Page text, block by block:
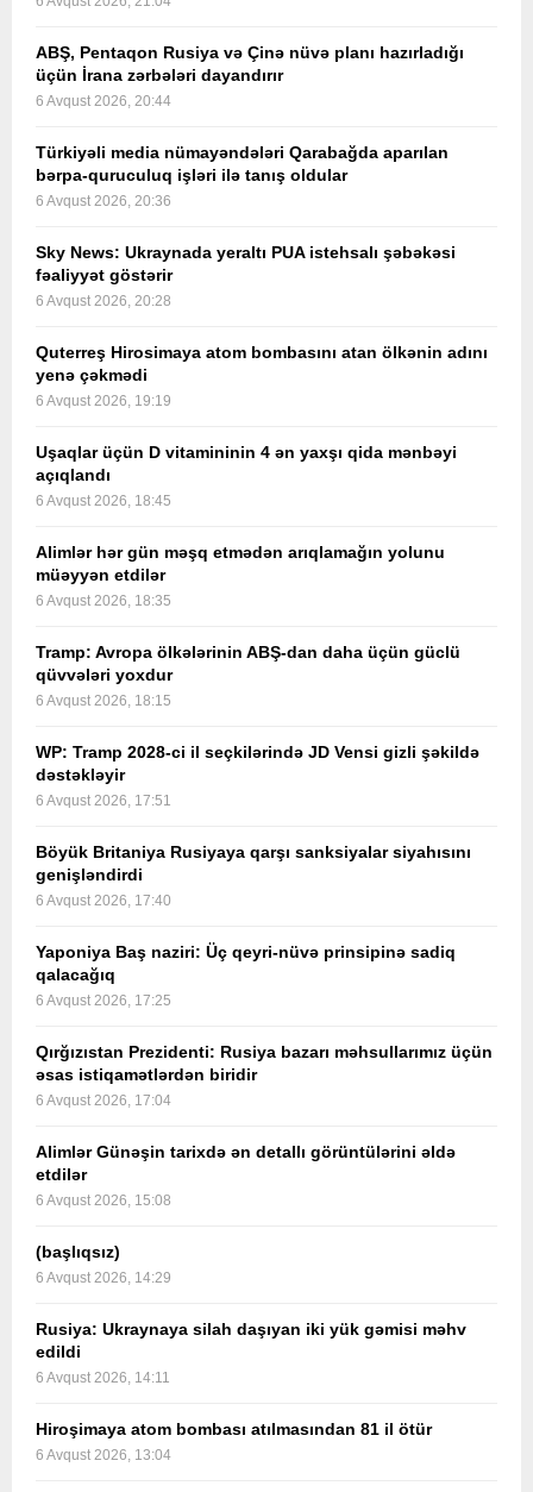
ABŞ, Pentaqon Rusiya və Çinə nüvə planı hazırladığı
üçün İrana zərbələri dayandırır
6 Avqust 2026, 20:44
Türkiyəli media nümayəndələri Qarabağda aparılan
bərpa-quruculuq işləri ilə tanış oldular
6 Avqust 2026, 20:36
Sky News: Ukraynada yeraltı PUA istehsalı şəbəkəsi
fəaliyyət göstərir
6 Avqust 2026, 20:28
Quterreş Hirosimaya atom bombasını atan ölkənin adını
yenə çəkmədi
6 Avqust 2026, 19:19
Uşaqlar üçün D vitamininin 4 ən yaxşı qida mənbəyi
açıqlandı
6 Avqust 2026, 18:45
Alimlər hər gün məşq etmədən arıqlamağın yolunu
müəyyən etdilər
6 Avqust 2026, 18:35
Tramp: Avropa ölkələrinin ABŞ-dan daha üçün güclü
qüvvələri yoxdur
6 Avqust 2026, 18:15
WP: Tramp 2028-ci il seçkilərində JD Vensi gizli şəkildə
dəstəkləyir
6 Avqust 2026, 17:51
Böyük Britaniya Rusiyaya qarşı sanksiyalar siyahısını
genişləndirdi
6 Avqust 2026, 17:40
Yaponiya Baş naziri: Üç qeyri-nüvə prinsipinə sadiq
qalacağıq
6 Avqust 2026, 17:25
Qırğızıstan Prezidenti: Rusiya bazarı məhsullarımız üçün
əsas istiqamətlərdən biridir
6 Avqust 2026, 17:04
Alimlər Günəşin tarixdə ən detallı görüntülərini əldə
etdilər
6 Avqust 2026, 15:08
(başlıqsız)
6 Avqust 2026, 14:29
Rusiya: Ukraynaya silah daşıyan iki yük gəmisi məhv
edildi
6 Avqust 2026, 14:11
Hiroşimaya atom bombası atılmasından 81 il ötür
6 Avqust 2026, 13:04